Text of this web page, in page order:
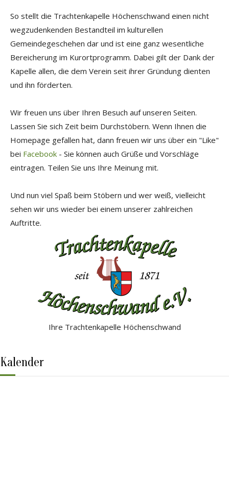
So stellt die Trachtenkapelle Höchenschwand einen nicht
wegzudenkenden Bestandteil im kulturellen
Gemeindegeschehen dar und ist eine ganz wesentliche
Bereicherung im Kurortprogramm. Dabei gilt der Dank der
Kapelle allen, die dem Verein seit ihrer Gründung dienten
und ihn förderten.
Wir freuen uns über Ihren Besuch auf unseren Seiten.
Lassen Sie sich Zeit beim Durchstöbern. Wenn Ihnen die
Homepage gefallen hat, dann freuen wir uns über ein "Like"
bei Facebook - Sie können auch Grüße und Vorschläge
eintragen. Teilen Sie uns Ihre Meinung mit.
Und nun viel Spaß beim Stöbern und wer weiß, vielleicht
sehen wir uns wieder bei einem unserer zahlreichen
Auftritte.
Ihre Trachtenkapelle Höchenschwand
Kalender